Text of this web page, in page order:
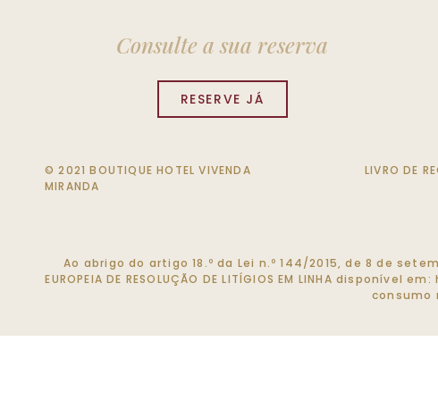
Consulte a sua reserva
RESERVE JÁ
© 2021 BOUTIQUE HOTEL VIVENDA
MIRANDA
LIVRO DE
Ao abrigo do artigo 18.º da Lei n.º 144/2015, de 8 de
EUROPEIA DE RESOLUÇÃO DE LITÍGIOS EM LINHA disponível em:
consumo